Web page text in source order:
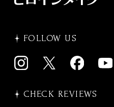
FOLLOW US
CHECK REVIEWS